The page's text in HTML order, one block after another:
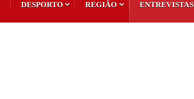
DESPORTO REGIÃO ENTREVISTAS